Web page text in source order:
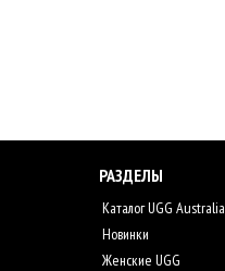
РАЗДЕЛЫ
Каталог UGG Australia
Новинки
Женские UGG